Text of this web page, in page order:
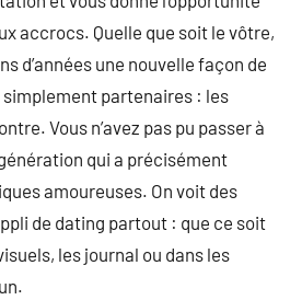
accrocs. Quelle que soit le vôtre,
d’années une nouvelle façon de
simplement partenaires : les
Vous n’avez pas pu passer à
qui a précisément
amoureuses. On voit des
de dating partout : que ce soit
les journal ou dans les